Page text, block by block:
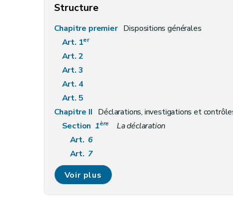
Structure
Chapitre premier Dispositions générales
Art. 1er
Art. 2
Art. 3
Art. 4
Art. 5
Chapitre II Déclarations, investigations et
Section 1ère
La déclaration
Art. 6
Art. 7
Art.8
Art.9
Voir plus